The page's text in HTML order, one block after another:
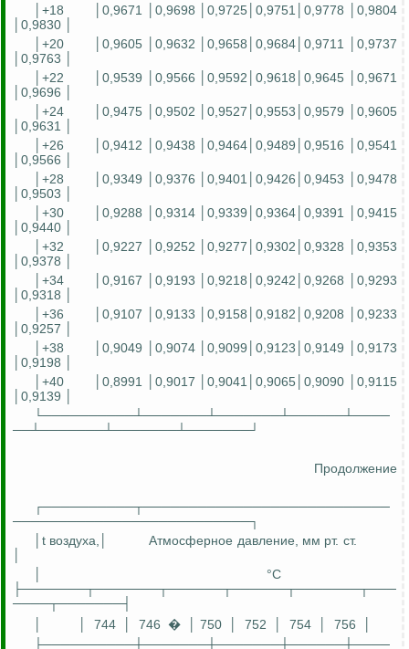
│+18
│0,9671 │0,9698 │0,9725│0,9751│0,9778 │0,9804
│0,9830 │
│+20
│0,9605 │0,9632 │0,9658│0,9684│0,9711 │0,9737
│0,9763 │
│+22
│0,9539 │0,9566 │0,9592│0,9618│0,9645 │0,9671
│0,9696 │
│+24
│0,9475 │0,9502 │0,9527│0,9553│0,9579 │0,9605
│0,9631 │
│+26
│0,9412 │0,9438 │0,9464│0,9489│0,9516 │0,9541
│0,9566 │
│+28
│0,9349 │0,9376 │0,9401│0,9426│0,9453 │0,9478
│0,9503 │
│+30
│0,9288 │0,9314 │0,9339│0,9364│0,9391 │0,9415
│0,9440 │
│+32
│0,9227 │0,9252 │0,9277│0,9302│0,9328 │0,9353
│0,9378 │
│+34
│0,9167 │0,9193 │0,9218│0,9242│0,9268 │0,9293
│0,9318 │
│+36
│0,9107 │0,9133 │0,9158│0,9182│0,9208 │0,9233
│0,9257 │
│+38
│0,9049 │0,9074 │0,9099│0,9123│0,9149 │0,9173
│0,9198 │
│+40
│0,8991 │0,9017 │0,9041│0,9065│0,9090 │0,9115
│0,9139 │
└──────────┴───────┴───────┴──────┴────
──┴───────┴───────┴───────┘
Продолжение
┌──────────┬───────────────────────────
──────────────────────────┐
│t воздуха,│
Атмосферное давление, мм рт. ст.
°C
├───────┬───────┬──────┬──────┬───────┬───
────┬───────┤
744 746 � │ 750 752 754 756
├──────────┼───────┼───────┼──────┼────